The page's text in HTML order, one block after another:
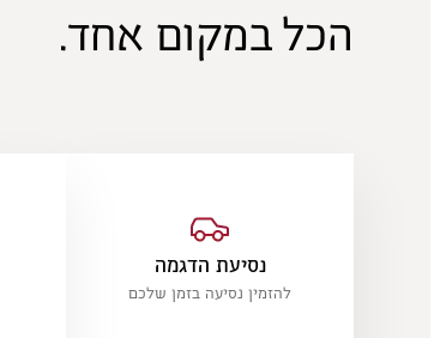
היו הראשונים לגלות
הכל במקום אחד.
נסיעת הדגמה
להזמין נסיעה בזמן שלכם